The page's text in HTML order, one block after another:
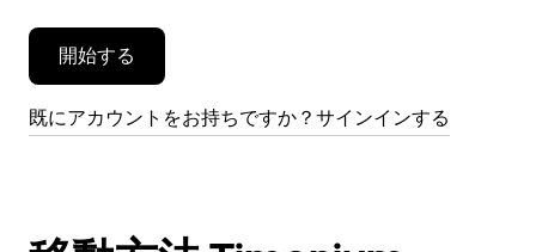
開始する
既にアカウントをお持ちですか？サインインする